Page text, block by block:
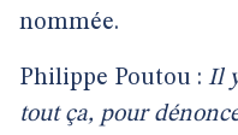
nommée.
Philippe Poutou : Il
tout ça, pour